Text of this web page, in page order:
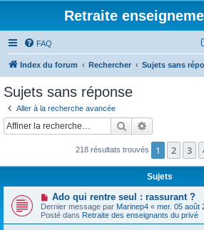
Retraite
FAQ
Index du forum Rechercher Sujets sans
Sujets sans réponse
Aller à la recherche avancée
Rechercher
218 résultats trouvés 1 2 3
Sujets
N
o
u
v
Ado qui rentre seul : rassurant ?
Dernier message par Marinep4 « mer. 05 août
Posté dans Retraite des enseignants du privé